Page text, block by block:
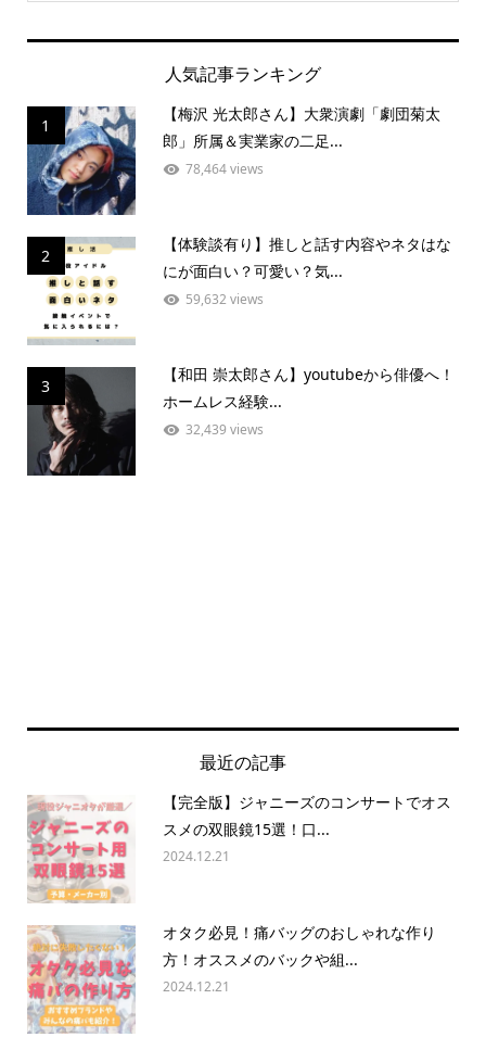
人気記事ランキング
1
【梅沢 光太郎さん】大衆演劇「劇団菊太
郎」所属＆実業家の二足...
78,464 views
2
【体験談有り】推しと話す内容やネタはな
にが面白い？可愛い？気...
59,632 views
3
【和田 崇太郎さん】youtubeから俳優へ！
ホームレス経験...
32,439 views
最近の記事
【完全版】ジャニーズのコンサートでオス
スメの双眼鏡15選！口...
2024.12.21
オタク必見！痛バッグのおしゃれな作り
方！オススメのバックや組...
2024.12.21